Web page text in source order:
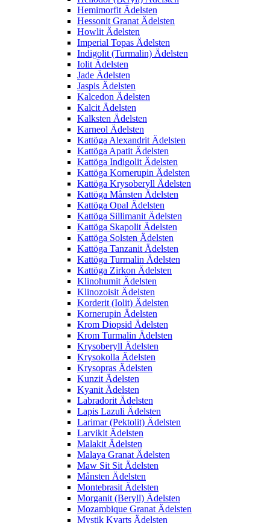
Hemimorfit Ädelsten
Hessonit Granat Ädelsten
Howlit Ädelsten
Imperial Topas Ädelsten
Indigolit (Turmalin) Ädelsten
Iolit Ädelsten
Jade Ädelsten
Jaspis Ädelsten
Kalcedon Ädelsten
Kalcit Ädelsten
Kalksten Ädelsten
Karneol Ädelsten
Kattöga Alexandrit Ädelsten
Kattöga Apatit Ädelsten
Kattöga Indigolit Ädelsten
Kattöga Kornerupin Ädelsten
Kattöga Krysoberyll Ädelsten
Kattöga Månsten Ädelsten
Kattöga Opal Ädelsten
Kattöga Sillimanit Ädelsten
Kattöga Skapolit Ädelsten
Kattöga Solsten Ädelsten
Kattöga Tanzanit Ädelsten
Kattöga Turmalin Ädelsten
Kattöga Zirkon Ädelsten
Klinohumit Ädelsten
Klinozoisit Ädelsten
Korderit (Iolit) Ädelsten
Kornerupin Ädelsten
Krom Diopsid Ädelsten
Krom Turmalin Ädelsten
Krysoberyll Ädelsten
Krysokolla Ädelsten
Krysopras Ädelsten
Kunzit Ädelsten
Kyanit Ädelsten
Labradorit Ädelsten
Lapis Lazuli Ädelsten
Larimar (Pektolit) Ädelsten
Larvikit Ädelsten
Malakit Ädelsten
Malaya Granat Ädelsten
Maw Sit Sit Ädelsten
Månsten Ädelsten
Montebrasit Ädelsten
Morganit (Beryll) Ädelsten
Mozambique Granat Ädelsten
Mystik Kvarts Ädelsten